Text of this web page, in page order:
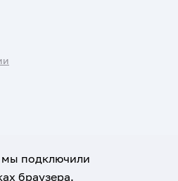
мы подключили
браузера.